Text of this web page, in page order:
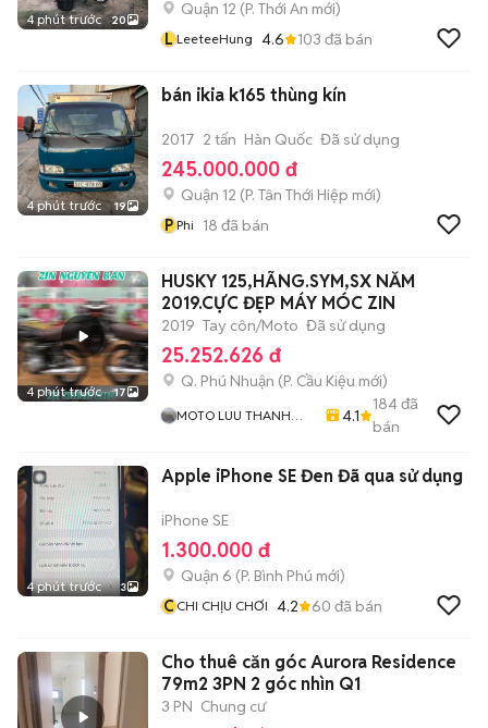
4 phút trước 20
Quận 12 (P. Thới An mới)
L LeeteeHung 4.6 103 đã bán
4 phút trước 19
bán ikia k165 thùng kín
2017 2 tấn Hàn Quốc Đã sử dụng
245.000.000 đ
Quận 12 (P. Tân Thới Hiệp mới)
P Phi 18 đã bán
4 phút trước 17
HUSKY 125,HÃNG.SYM,SX NĂM
2019.CỰC ĐẸP MÁY MÓC ZIN
2019 Tay côn/Moto Đã sử dụng
25.252.626 đ
Q. Phú Nhuận (P. Cầu Kiệu mới)
MOTO LUU THANH
Hoang Van Thu , PN ,
4.1
184đã
bán
4 phút trước 3
Apple iPhone SE Đen Đã qua sử dụng
iPhone SE
1.300.000 đ
Quận 6 (P. Bình Phú mới)
CCHI CHỊU CHƠI 4.2 60 đã bán
Cho thuê căn góc Aurora Residence
79m2 3PN 2 góc nhìn Q1
3 PN Chung cư